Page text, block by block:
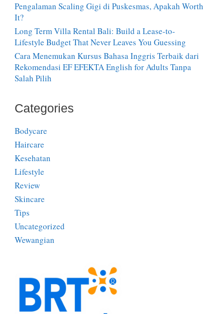
Pengalaman Scaling Gigi di Puskesmas, Apakah Worth
It?
Long Term Villa Rental Bali: Build a Lease-to-
Lifestyle Budget That Never Leaves You Guessing
Cara Menemukan Kursus Bahasa Inggris Terbaik dari
Rekomendasi EF EFEKTA English for Adults Tanpa
Salah Pilih
Categories
Bodycare
Haircare
Kesehatan
Lifestyle
Review
Skincare
Tips
Uncategorized
Wewangian